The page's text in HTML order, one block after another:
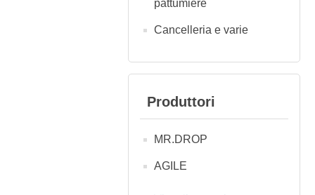
pattumiere
Cancelleria e varie
Produttori
MR.DROP
AGILE